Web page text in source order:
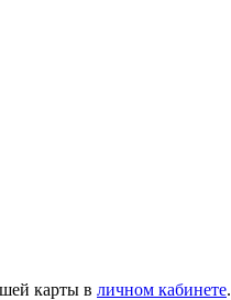
карты в личном кабинете.